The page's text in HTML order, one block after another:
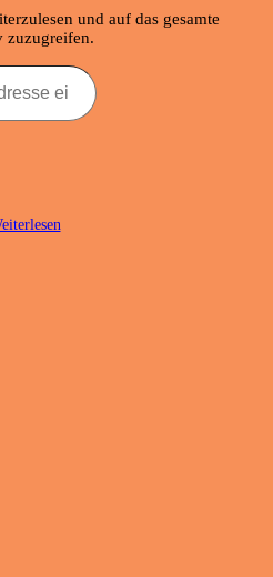
und auf das gesamte
zuzugreifen.